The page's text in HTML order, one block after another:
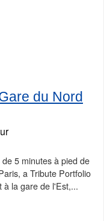
du Nord
5 minutes à pied de
a Tribute Portfolio
à la gare de l'Est,...